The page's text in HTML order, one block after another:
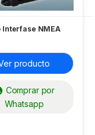
Interfase NMEA
producto
Comprar por
Whatsapp